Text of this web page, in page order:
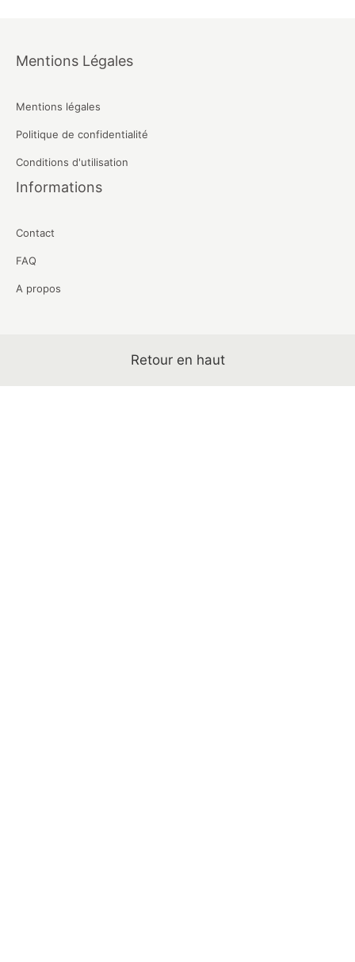
Mentions Légales
Mentions légales
Politique de confidentialité
Conditions d'utilisation
Informations
Contact
FAQ
A propos
Retour en haut